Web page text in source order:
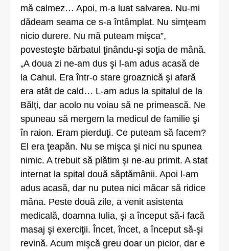
mă calmez… Apoi, m-a luat salvarea. Nu-mi
dădeam seama ce s-a întâmplat. Nu simţeam
nicio durere. Nu mă puteam mişca”,
povesteşte bărbatul ţinându-şi soţia de mână.
„A doua zi ne-am dus şi l-am adus acasă de
la Cahul. Era într-o stare groaznică şi afară
era atât de cald… L-am adus la spitalul de la
Bălţi, dar acolo nu voiau să ne primească. Ne
spuneau să mergem la medicul de familie şi
în raion. Eram pierduţi. Ce puteam să facem?
El era ţeapăn. Nu se mişca şi nici nu spunea
nimic. A trebuit să plătim şi ne-au primit. A stat
internat la spital două săptămânii. Apoi l-am
adus acasă, dar nu putea nici măcar să ridice
mâna. Peste două zile, a venit asistenta
medicală, doamna Iulia, şi a început să-i facă
masaj şi exerciţii. Încet, încet, a început să-şi
revină. Acum mişcă greu doar un picior, dar e